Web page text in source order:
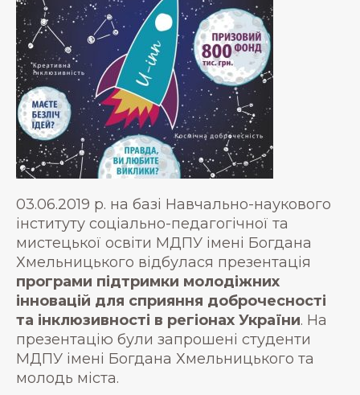
03.06.2019 р. на базі Навчально-наукового
інституту соціально-педагогічної та
мистецької освіти МДПУ імені Богдана
Хмельницького відбулася презентація
програми підтримки молодіжних
інновацій для сприяння доброчесності
та інклюзивності в регіонах України. На
презентацію були запрошені студенти
МДПУ імені Богдана Хмельницького та
молодь міста.